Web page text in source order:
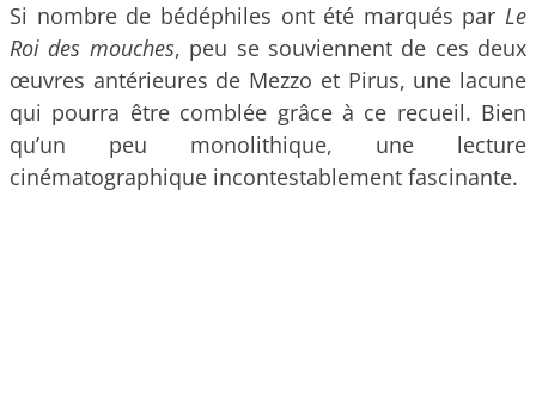
Si nombre de bédéphiles ont été marqués par Le
Roi des mouches, peu se souviennent de ces deux
œuvres antérieures de Mezzo et Pirus, une lacune
qui pourra être comblée grâce à ce recueil. Bien
qu’un peu monolithique, une lecture
cinématographique incontestablement fascinante.